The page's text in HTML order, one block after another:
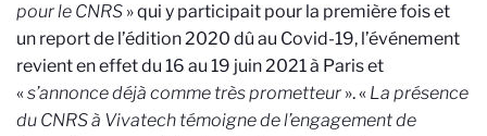
pour le CNRS » qui y participait pour la première fois et
un report de l’édition 2020 dû au Covid-19, l’événement
revient en effet du 16 au 19 juin 2021 à Paris et
«s’annonce déjà comme très prometteur ».« La présence
du CNRS à Vivatech témoigne de l’engagement de